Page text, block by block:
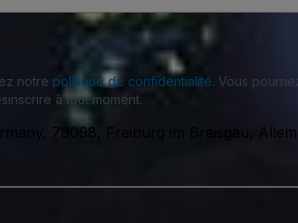
notre politique de confidentialité. Vous
à tout moment.
79098, Freiburg im Breisgau,